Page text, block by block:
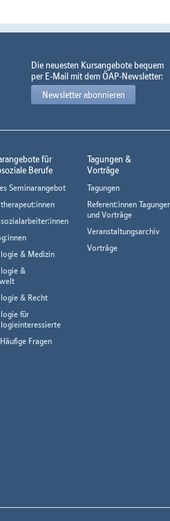
Die neuesten Kursangebote bequem
per E-Mail mit dem ÖAP-Newsletter:
Newsletter abonnieren
für
Berufe
Seminarangebot
& Medizin
&
& Recht
für
Fragen
Tagungen &
Vorträge
Tagungen
Referent:innen
und Vorträge
Veranstaltungsarchiv
Vorträge